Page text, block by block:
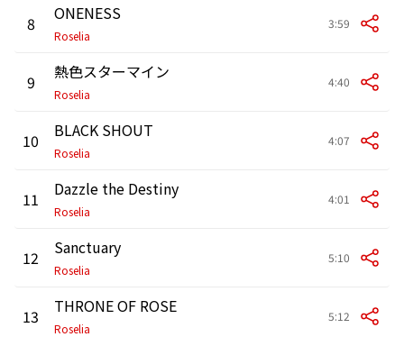
8 ONENESS
Roselia
3:59
9 熱色スターマイン
Roselia
4:40
10 BLACK SHOUT
Roselia
4:07
11 Dazzle the Destiny
Roselia
4:01
12 Sanctuary
Roselia
5:10
13 THRONE OF ROSE
Roselia
5:12